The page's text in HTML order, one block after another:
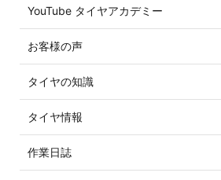
YouTube タイヤアカデミー
お客様の声
タイヤの知識
タイヤ情報
作業日誌